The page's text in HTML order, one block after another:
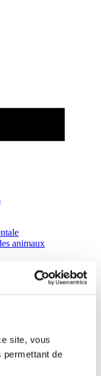
site, vous
permettant de
animaux